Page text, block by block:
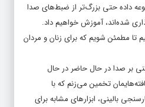
داده حتی بزرگ‌تر از ضبط‌های صدا
شده‌اند، آموزش خواهیم داد.
تا مطمئن شویم که برای زنان و مردان
بر صدا در حال حاضر در حال
تخمین می‌زنم که با
بالینی، ابزارهای مشابه برای